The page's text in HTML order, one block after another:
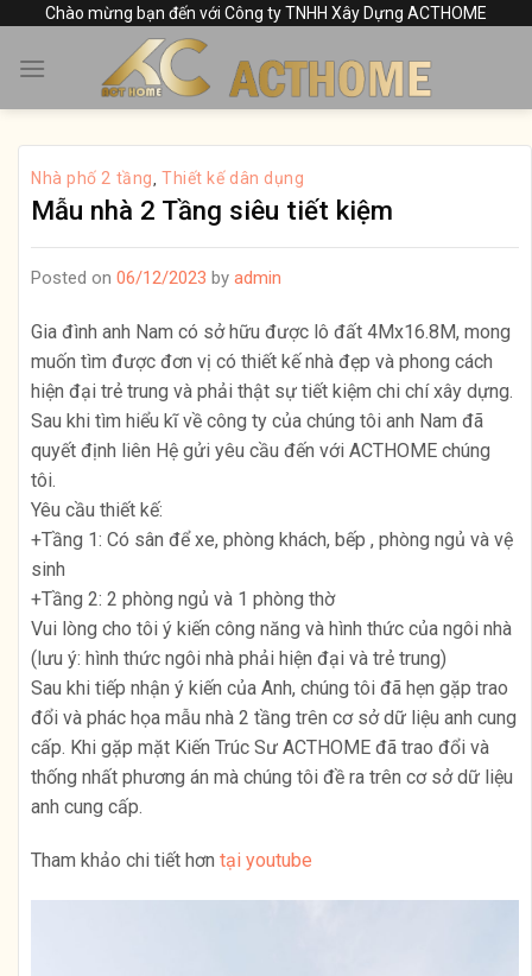
content
Chào mừng bạn đến với Công ty TNHH Xây Dựng ACTHOME
Nhà phố 2 tầng, Thiết kế dân dụng
Mẫu nhà 2 Tầng siêu tiết kiệm
Posted on 06/12/2023 by admin
Gia đình anh Nam có sở hữu được lô đất 4Mx16.8M, mong
muốn tìm được đơn vị có thiết kế nhà đẹp và phong cách
hiện đại trẻ trung và phải thật sự tiết kiệm chi chí xây dựng.
Sau khi tìm hiểu kĩ về công ty của chúng tôi anh Nam đã
quyết định liên Hệ gửi yêu cầu đến với ACTHOME chúng
tôi.
Yêu cầu thiết kế:
+Tầng 1: Có sân để xe, phòng khách, bếp , phòng ngủ và vệ
sinh
+Tầng 2: 2 phòng ngủ và 1 phòng thờ
Vui lòng cho tôi ý kiến công năng và hình thức của ngôi nhà
(lưu ý: hình thức ngôi nhà phải hiện đại và trẻ trung)
Sau khi tiếp nhận ý kiến của Anh, chúng tôi đã hẹn gặp trao
đổi và phác họa mẫu nhà 2 tầng trên cơ sở dữ liệu anh cung
cấp. Khi gặp mặt Kiến Trúc Sư ACTHOME đã trao đổi và
thống nhất phương án mà chúng tôi đề ra trên cơ sở dữ liệu
anh cung cấp.
Tham khảo chi tiết hơn tại youtube